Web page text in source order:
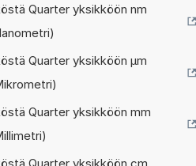
Quarter yksikköön nm
Quarter yksikköön µm
Quarter yksikköön mm
Quarter yksikköön cm